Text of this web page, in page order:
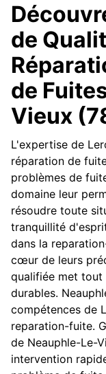
de
de
Vieux
L'expertise de
réparation de
problèmes de
domaine leur
résoudre toute
tranquillité
dans la
cœur de leurs
qualifiée met
durables.
compétences de
reparation-fuite.
de Neauphle-Le-
intervention